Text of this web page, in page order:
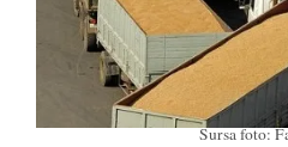
Sursa foto: